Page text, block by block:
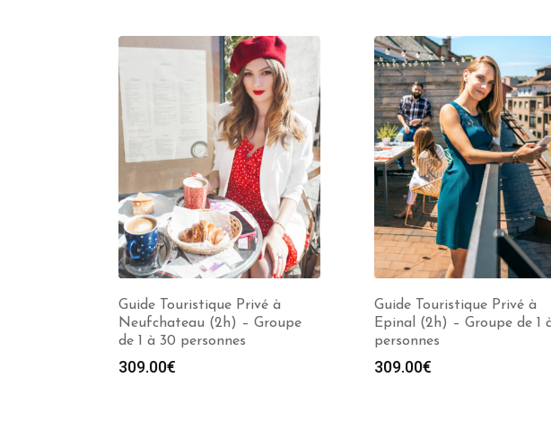
Guide Touristique Privé à
Neufchateau (2h) – Groupe
de 1 à 30 personnes
309.00€
Guide Touristique Privé à
Epinal (2h) – Groupe de 1
personnes
309.00€